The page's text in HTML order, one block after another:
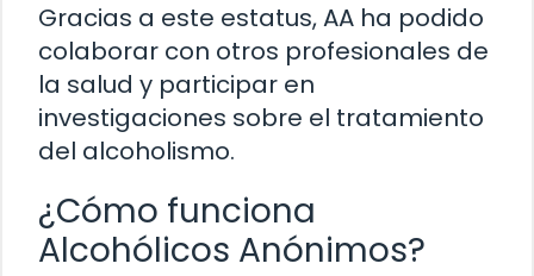
Gracias a este estatus, AA ha podido
colaborar con otros profesionales de
la salud y participar en
investigaciones sobre el tratamiento
del alcoholismo.
¿Cómo funciona
Alcohólicos Anónimos?